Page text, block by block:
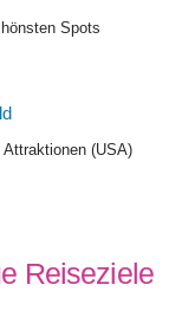
Spots
(USA)
Reiseziele